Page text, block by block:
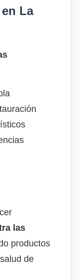
La
las
productos
de